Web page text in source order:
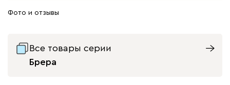
Фото и отзывы
Все товары серии
Брера